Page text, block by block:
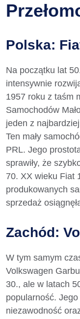
Polska:
Na początku lat
intensywnie
1957 roku z taśm
Samochodów
jeden z
Ten mały
PRL. Jego
sprawiły, że
70. XX wieku Fiat
produkowanych
sprzedaż
Zachód:
W tym samym
Volkswagen
30., ale w latach
popularność.
niezawodność